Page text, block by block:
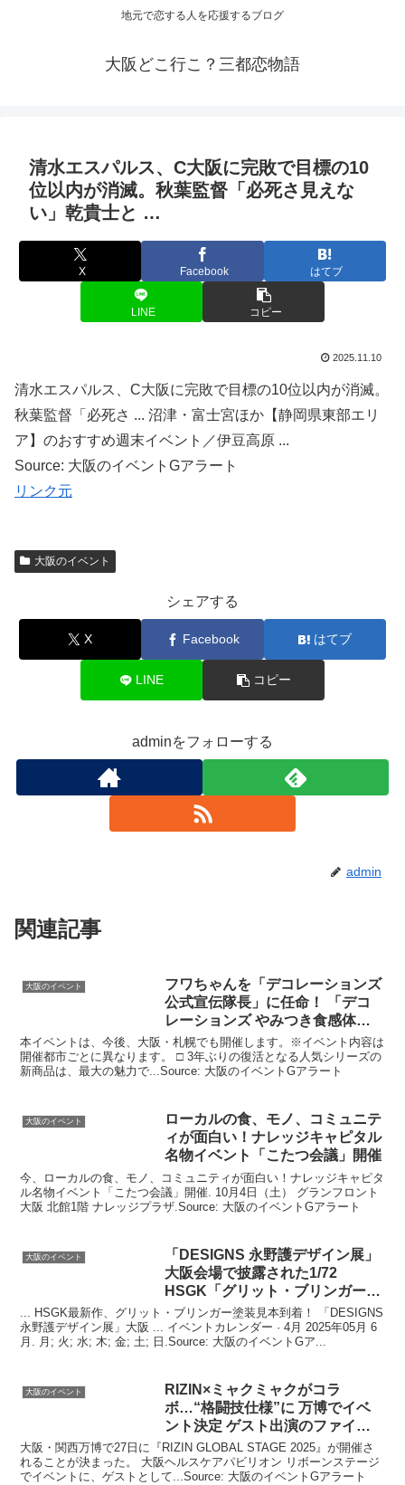
地元で恋する人を応援するブログ
大阪どこ行こ？三都恋物語
清水エスパルス、C大阪に完敗で目標の10
位以内が消滅。秋葉監督「必死さ見えな
い」乾貴士と …
X Facebook はてブ
LINE コピー
2025.11.10
清水エスパルス、C大阪に完敗で目標の10位以内が消滅。
秋葉監督「必死さ ... 沼津・富士宮ほか【静岡県東部エリ
ア】のおすすめ週末イベント／伊豆高原 ...
Source: 大阪のイベントGアラート
リンク元
大阪のイベント
シェアする
X Facebook はてブ
LINE コピー
adminをフォローする
admin
関連記事
大阪のイベント
フワちゃんを「デコレーションズ
公式宣伝隊長」に任命！ 「デコ
レーションズ やみつき食感体験
会 …
本イベントは、今後、大阪・札幌でも開催します。※イベント内容は
開催都市ごとに異なります。 □ 3年ぶりの復活となる人気シリーズの
新商品は、最大の魅力で...Source: 大阪のイベントGアラート
大阪のイベント
ローカルの食、モノ、コミュニテ
ィが面白い！ナレッジキャピタル
名物イベント 「こたつ会議」開催
今、ローカルの食、モノ、コミュニティが面白い！ナレッジキャピタ
ル名物イベント「こたつ会議」開催. 10月4日（土） グランフロント
大阪 北館1階 ナレッジプラザ.Source: 大阪のイベントGアラート
大阪のイベント
「DESIGNS 永野護デザイン展」
大阪会場で披露された1/72
HSGK「グリット・ブリンガー」
塗装 …
... HSGK最新作、グリット・ブリンガー塗装見本到着！ 「DESIGNS
永野護デザイン展」大阪 ... イベントカレンダー · 4月 2025年05月 6
月. 月; 火; 水; 木; 金; 土; 日.Source: 大阪のイベントGア...
大阪のイベント
RIZIN×ミャクミャクがコラ
ボ…“格闘技仕様”に 万博でイベ
ント決定 ゲスト出演のファイタ
ー発表 …
大阪・関西万博で27日に『RIZIN GLOBAL STAGE 2025』が開催さ
れることが決まった。 大阪ヘルスケアパビリオン リボーンステージ
でイベントに、ゲストとして...Source: 大阪のイベントGアラート